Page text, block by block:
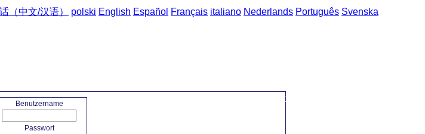
（中文/汉语） polski English Español Français italiano Nederlands Português Svenska
Deutsch-Tschechisch Ausdrücke
Benutzername
Passwort